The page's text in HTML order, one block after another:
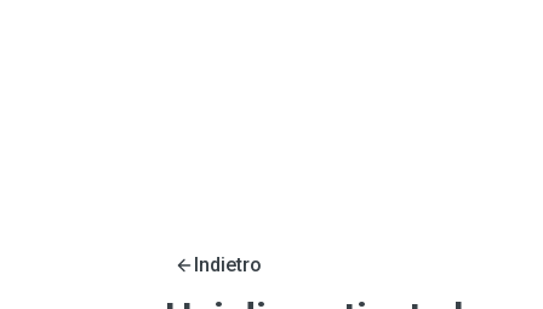
Indietro